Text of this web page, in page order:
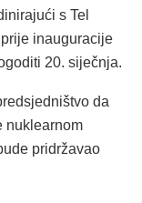
s Tel
inauguracije
20. siječnja.
da
nuklearnom
pridržavao